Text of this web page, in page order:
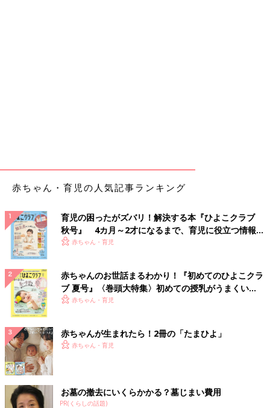
最初に登場するのは、erika（＠t_e.wd1126baby）さん。
ingenuityの ベビーベースがインテリアに馴染むよう、おしゃれ
なグレーカラーのものを選びました。
erika（＠t_e.wd1126baby）さん
赤ちゃん・育児の人気記事ランキング
育児の困ったがズバリ！解決する本『ひよこクラブ
秋号』 4カ月～2才になるまで、育児に役立つ情報が
いっぱい！
赤ちゃん・育児
赤ちゃんのお世話まるわかり！『初めてのひよこクラ
ブ 夏号』〈巻頭大特集〉初めての授乳がうまくい
く！ おっぱい・ミルクの基本と夏のトラブル 解決テ
赤ちゃん・育児
赤ちゃんが生まれたら！2冊の「たまひよ」
赤ちゃん・育児
お墓の撤去にいくらかかる？墓じまい費用
PR(くらしの話題)